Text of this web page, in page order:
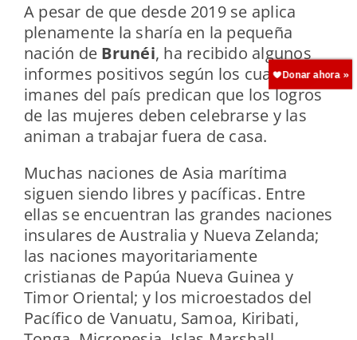
A pesar de que desde 2019 se aplica
plenamente la sharía en la pequeña
nación de Brunéi, ha recibido algunos
informes positivos según los cuales los
imanes del país predican que los logros
de las mujeres deben celebrarse y las
animan a trabajar fuera de casa.
Muchas naciones de Asia marítima
siguen siendo libres y pacíficas. Entre
ellas se encuentran las grandes naciones
insulares de Australia y Nueva Zelanda;
las naciones mayoritariamente
cristianas de Papúa Nueva Guinea y
Timor Oriental; y los microestados del
Pacífico de Vanuatu, Samoa, Kiribati,